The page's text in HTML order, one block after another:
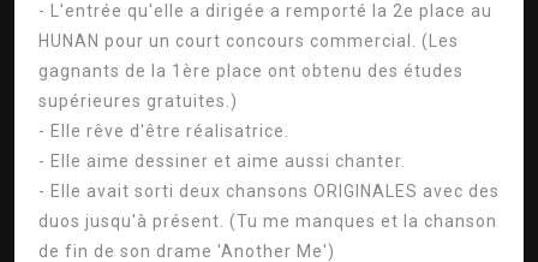
- L'entrée qu'elle a dirigée a remporté la 2e place au
HUNAN pour un court concours commercial. (Les
gagnants de la 1ère place ont obtenu des études
supérieures gratuites.)
- Elle rêve d'être réalisatrice.
- Elle aime dessiner et aime aussi chanter.
- Elle avait sorti deux chansons ORIGINALES avec des
duos jusqu'à présent. (Tu me manques et la chanson
de fin de son drame 'Another Me')